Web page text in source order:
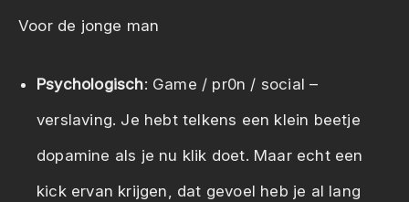
Voor de jonge man
Psychologisch: Game / pr0n / social –
verslaving. Je hebt telkens een klein beetje
dopamine als je nu klik doet. Maar echt een
kick ervan krijgen, dat gevoel heb je al lang